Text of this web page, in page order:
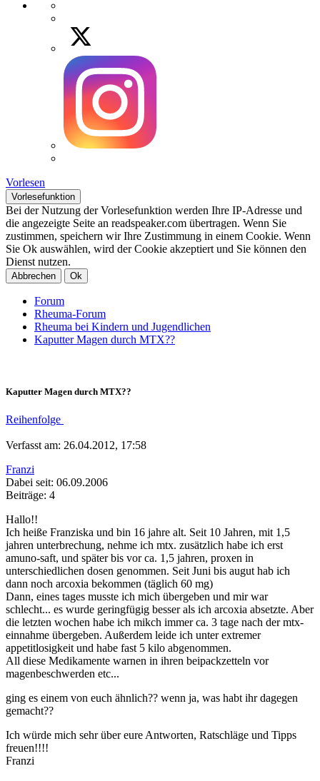
Vorlesen
Vorlesefunktion
Bei der Nutzung der Vorlesefunktion werden Ihre IP-Adresse und
die angezeigte Seite an readspeaker.com übertragen. Wenn Sie
zustimmen, speichern wir Ihre Zustimmung in einem Cookie. Wenn
Sie Ok auswählen, wird der Cookie akzeptiert und Sie können den
Dienst nutzen.
Abbrechen Ok
Forum
Rheuma-Forum
Rheuma bei Kindern und Jugendlichen
Kaputter Magen durch MTX??
Kaputter Magen durch MTX??
Reihenfolge
Verfasst am: 26.04.2012, 17:58
Franzi
Dabei seit: 06.09.2006
Beiträge: 4
Hallo!!
Ich heiße Franziska und bin 16 jahre alt. Seit 10 Jahren, mit 1,5
jahren unterbrechung, nehme ich mtx. zusätzlich habe ich erst
amuno-saft, und später bis vor ca. 1,5 jahren, proxen in
unterschiedlichen dosen genommen. Seit Juni bis augut hab ich
dann noch arcoxia bekommen (täglich 60 mg)
Dann, eines tages musste ich mich übergeben und mir war
schlecht... es wurde geringfügig besser als ich arcoxia absetzte. Aber
die letzten wochen habe ich mikch immer ca. 3 tage nach der mtx-
einnahme übergeben. Außerdem leide ich unter extremer
appetitlosigkeit und habe fast 5 kilo abgenommen.
All diese Medikamente warnen in ihren beipackzetteln vor
magenbeschwerden etc...
ging es einem von euch ähnlich?? wenn ja, was habt ihr dagegen
gemacht??
Ich würde mich sehr über eure Antworten, Ratschläge und Tipps
freuen!!!!
Franzi